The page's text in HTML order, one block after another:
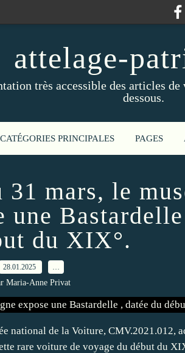
attelage-
très accessible des articles
dessous.
CATÉGORIES PRINCIPALES PAGES
mars, le
une
du XIX°.
28.01.2025 …
Maria-Anne Privat
national de la Voiture, CMV.2021.012,
rare voiture de voyage du début du